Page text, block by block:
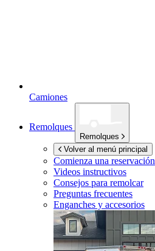
Camiones
Remolques
Remolques
Volver al menú principal
Comienza una reservación
Videos instructivos
Consejos para remolcar
Preguntas frecuentes
Enganches y accesorios